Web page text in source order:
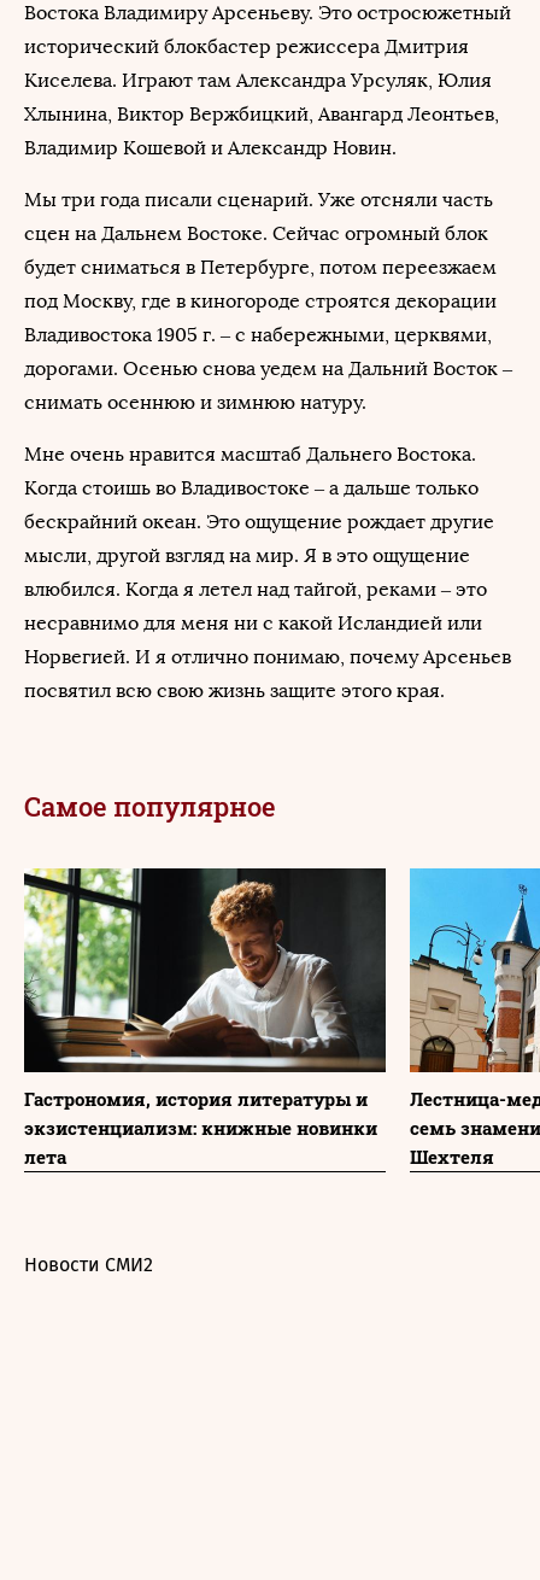
Востока Владимиру Арсеньеву. Это остросюжетный
исторический блокбастер режиссера Дмитрия
Киселева. Играют там Александра Урсуляк, Юлия
Хлынина, Виктор Вержбицкий, Авангард Леонтьев,
Владимир Кошевой и Александр Новин.
Мы три года писали сценарий. Уже отсняли часть
сцен на Дальнем Востоке. Сейчас огромный блок
будет сниматься в Петербурге, потом переезжаем
под Москву, где в киногороде строятся декорации
Владивостока 1905 г. – с набережными, церквями,
дорогами. Осенью снова уедем на Дальний Восток –
снимать осеннюю и зимнюю натуру.
Мне очень нравится масштаб Дальнего Востока.
Когда стоишь во Владивостоке – а дальше только
бескрайний океан. Это ощущение рождает другие
мысли, другой взгляд на мир. Я в это ощущение
влюбился. Когда я летел над тайгой, реками – это
несравнимо для меня ни с какой Исландией или
Норвегией. И я отлично понимаю, почему Арсеньев
посвятил всю свою жизнь защите этого края.
Самое популярное
Гастрономия, история литературы и
экзистенциализм: книжные новинки
лета
Лестница-
семь
Шехтеля
Новости СМИ2